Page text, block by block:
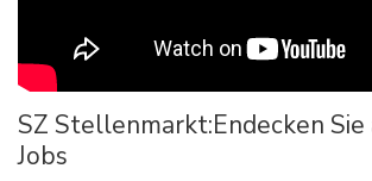
SZ Stellenmarkt:Endecken
Jobs